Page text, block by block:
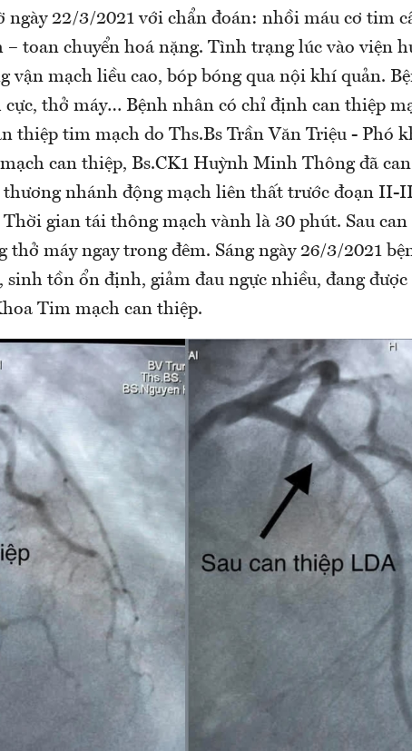
ngày 22/3/2021 với chẩn đoán: nhồi máu cơ tim
toan chuyển hoá nặng. Tình trạng lúc vào viện
vận mạch liều cao, bóp bóng qua nội khí quản.
cực, thở máy… Bệnh nhân có chỉ định can thiệp
thiệp tim mạch do Ths.Bs Trần Văn Triệu - Phó
can thiệp, Bs.CK1 Huỳnh Minh Thông đã
thương nhánh động mạch liên thất trước đoạn II-
gian tái thông mạch vành là 30 phút. Sau
thở máy ngay trong đêm. Sáng ngày 26/3/2021
tồn ổn định, giảm đau ngực nhiều, đang được
Tim mạch can thiệp.